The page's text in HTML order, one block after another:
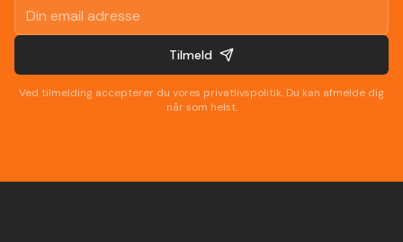
Tilmeld
Ved tilmelding accepterer du vores privatlivspolitik. Du kan afmelde dig
når som helst.